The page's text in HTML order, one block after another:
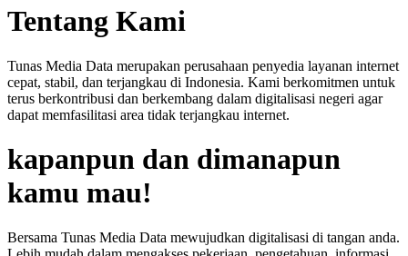
Tentang Kami
Tunas Media Data merupakan perusahaan penyedia layanan internet
cepat, stabil, dan terjangkau di Indonesia. Kami berkomitmen untuk
terus berkontribusi dan berkembang dalam digitalisasi negeri agar
dapat memfasilitasi area tidak terjangkau internet.
kapanpun dan dimanapun
kamu mau!
Bersama Tunas Media Data mewujudkan digitalisasi di tangan anda.